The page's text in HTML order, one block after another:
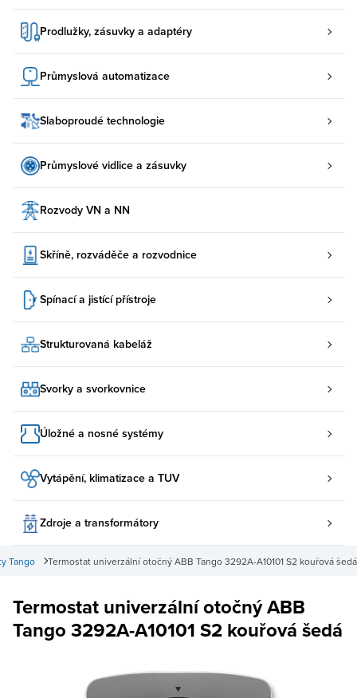
Prodlužky, zásuvky a adaptéry
Průmyslová automatizace
Slaboproudé technologie
Průmyslové vidlice a zásuvky
Rozvody VN a NN
Skříně, rozváděče a rozvodnice
Spínací a jistící přístroje
Strukturovaná kabeláž
Svorky a svorkovnice
Úložné a nosné systémy
Vytápění, klimatizace a TUV
Zdroje a transformátory
Termostat univerzální otočný ABB Tango 3292A-A10101 S2 kouřová šedá
Tango
Termostat univerzální otočný ABB
Tango 3292A-A10101 S2 kouřová šedá